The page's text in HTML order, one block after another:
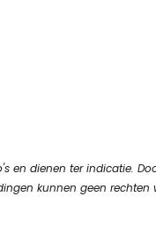
en dienen ter indicatie.
kunnen geen